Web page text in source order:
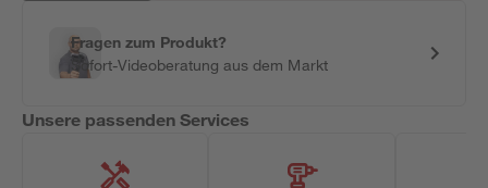
Fragen zum Produkt?
Sofort-Videoberatung aus dem Markt
Unsere passenden Services